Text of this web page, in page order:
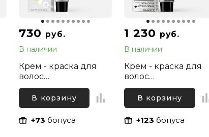
730 руб.
В наличии
Крем - краска для
волос
профессиональная
Mood 7/44 Русый
Интенсивный
медный, 100 мл
В корзину
+73 бонуса
1 230 руб.
В наличии
Крем - краска для
волос
профессиональная
Elgon Moda&Styling
10/27 Светлый блонд
Жемчужный, 125 мл
В корзину
+123 бонуса